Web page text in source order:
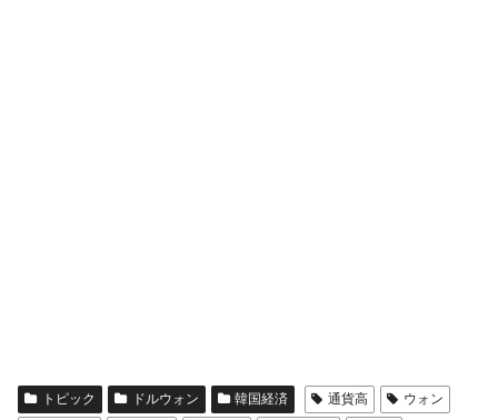
トピック ドルウォン 韓国経済 通貨高
ウォン